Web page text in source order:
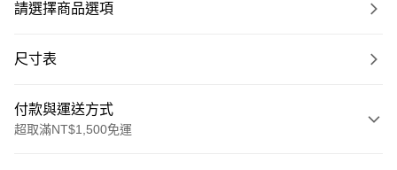
請選擇商品選項
尺寸表
付款與運送方式
超取滿NT$1,500免運